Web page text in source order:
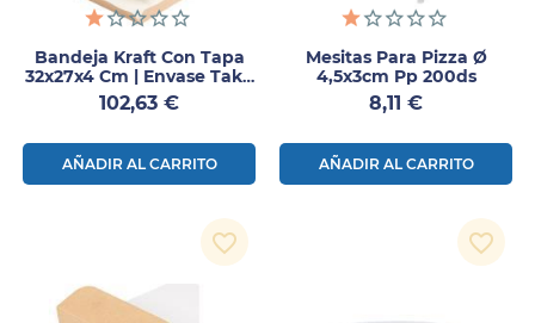
Bandeja Kraft Con Tapa
32x27x4 Cm | Envase Take
Away 150 Uds
Precio
102,63 €
AÑADIR AL CARRITO
Mesitas Para Pizza Ø
4,5x3cm Pp 200ds
Precio
8,11 €
AÑADIR AL CARRITO
favorite_border favorite_border